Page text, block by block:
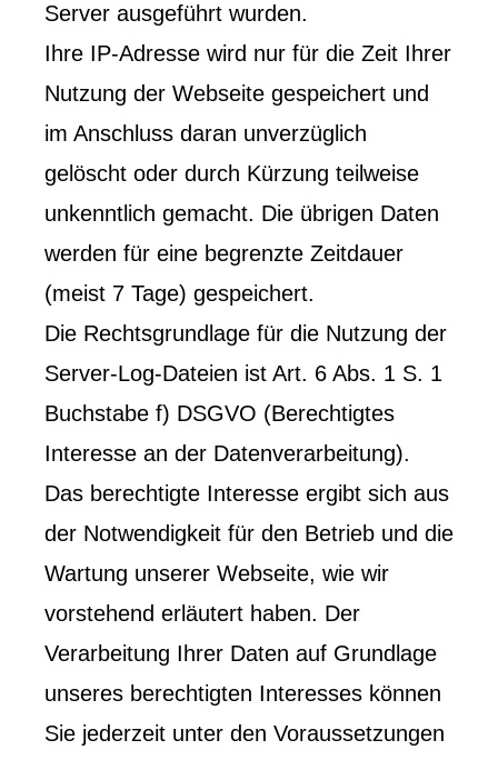
Server ausgeführt wurden.
Ihre IP-Adresse wird nur für die Zeit Ihrer
Nutzung der Webseite gespeichert und
im Anschluss daran unverzüglich
gelöscht oder durch Kürzung teilweise
unkenntlich gemacht. Die übrigen Daten
werden für eine begrenzte Zeitdauer
(meist 7 Tage) gespeichert.
Die Rechtsgrundlage für die Nutzung der
Server-Log-Dateien ist Art. 6 Abs. 1 S. 1
Buchstabe f) DSGVO (Berechtigtes
Interesse an der Datenverarbeitung).
Das berechtigte Interesse ergibt sich aus
der Notwendigkeit für den Betrieb und die
Wartung unserer Webseite, wie wir
vorstehend erläutert haben. Der
Verarbeitung Ihrer Daten auf Grundlage
unseres berechtigten Interesses können
Sie jederzeit unter den Voraussetzungen